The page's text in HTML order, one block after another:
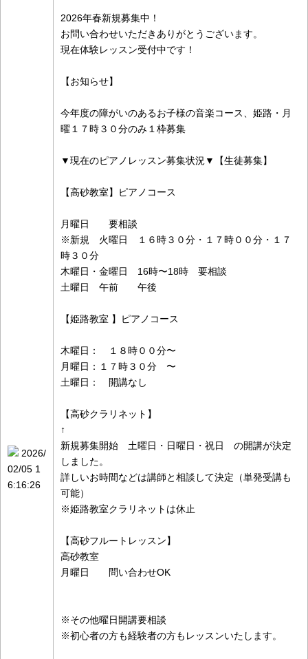
2026/
02/05 1
6:16:26
2026年春新規募集中！
お問い合わせいただきありがとうございます。
現在体験レッスン受付中です！
【お知らせ】
今年度の障がいのあるお子様の音楽コース、姫路・月
曜１７時３０分のみ１枠募集
▼現在のピアノレッスン募集状況▼【生徒募集】
【高砂教室】ピアノコース
月曜日 要相談
※新規 火曜日 １６時３０分・１７時００分・１７
時３０分
木曜日・金曜日 16時〜18時 要相談
土曜日 午前 午後
【姫路教室 】ピアノコース
木曜日： １８時００分〜
月曜日：１７時３０分 〜
土曜日： 開講なし
【高砂クラリネット】
↑
新規募集開始 土曜日・日曜日・祝日 の開講が決定
しました。
詳しいお時間などは講師と相談して決定（単発受講も
可能）
※姫路教室クラリネットは休止
【高砂フルートレッスン】
高砂教室
月曜日 問い合わせOK
※その他曜日開講要相談
※初心者の方も経験者の方もレッスンいたします。